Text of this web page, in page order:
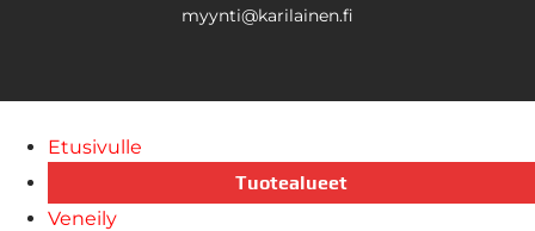
myynti@karilainen.fi
Etusivulle
Tuotealueet
Veneily